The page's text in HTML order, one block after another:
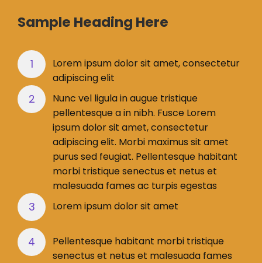
Sample Heading Here
Lorem ipsum dolor sit amet, consectetur
adipiscing elit
Nunc vel ligula in augue tristique
pellentesque a in nibh. Fusce Lorem
ipsum dolor sit amet, consectetur
adipiscing elit. Morbi maximus sit amet
purus sed feugiat. Pellentesque habitant
morbi tristique senectus et netus et
malesuada fames ac turpis egestas
Lorem ipsum dolor sit amet
Pellentesque habitant morbi tristique
senectus et netus et malesuada fames